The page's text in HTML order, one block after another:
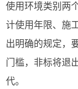
使用环境类别两
计使用年限、施
出明确的规定，
门槛，非标将退
代。